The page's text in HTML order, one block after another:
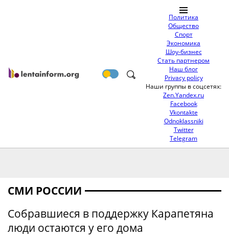
Политика
Общество
Спорт
Экономика
Шоу-бизнес
Стать партнером
Наш блог
Privacy policy
Наши группы в соцсетях:
Zen.Yandex.ru
Facebook
Vkontakte
Odnoklassniki
Twitter
Telegram
СМИ РОССИИ
Собравшиеся в поддержку Карапетяна
люди остаются у его дома